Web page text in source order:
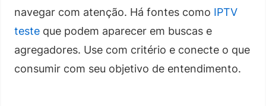
navegar com atenção. Há fontes como IPTV
teste que podem aparecer em buscas e
agregadores. Use com critério e conecte o que
consumir com seu objetivo de entendimento.